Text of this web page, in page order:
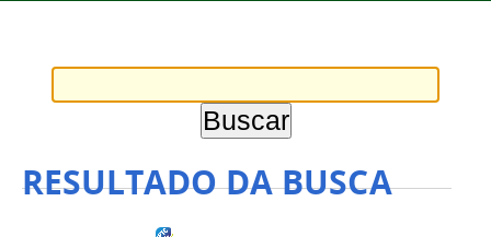
RESULTADO DA BUSCA